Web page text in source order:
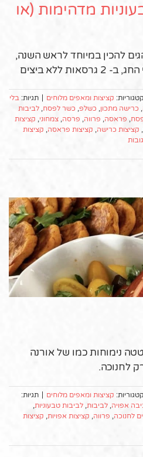
מדהימות (או
להכין במיוחד לראש השנה,
ללא ביצים
קטגוריות: קציצות ומאפים מלוחים תגיות: בלי
, כרישה מתכון, כשלפ, כשר לפסח, לביבות
, פראסה, פרווה, פרסה, צמחוני, קציצות
, קציצות כרישה, קציצות פראסה, קציצות
נימוחות כמו של אורנה
לחנוכה.
קטגוריות: קציצות ומאפים מלוחים
תגיות:
אפויה, לביבות, לביבות טבעוניות,
לחנוכה, פרווה, קציצות אפויות, קציצות